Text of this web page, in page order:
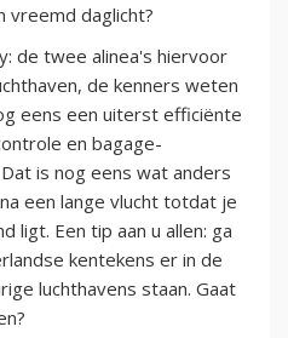
vreemd daglicht?
de twee alinea's hiervoor
de kenners weten
eens een uiterst efficiënte
en bagage-
is nog eens wat anders
een lange vlucht totdat je
ligt. Een tip aan u allen: ga
kentekens er in de
luchthavens staan. Gaat